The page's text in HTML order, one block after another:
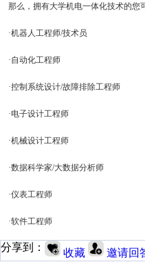
那么，拥有大学机电一体化技术的您
·机器人工程师/技术员
·自动化工程师
·控制系统设计/故障排除工程师
·电子设计工程师
·机械设计工程师
·数据科学家/大数据分析师
·仪表工程师
·软件工程师
分享到： 收藏 邀请回